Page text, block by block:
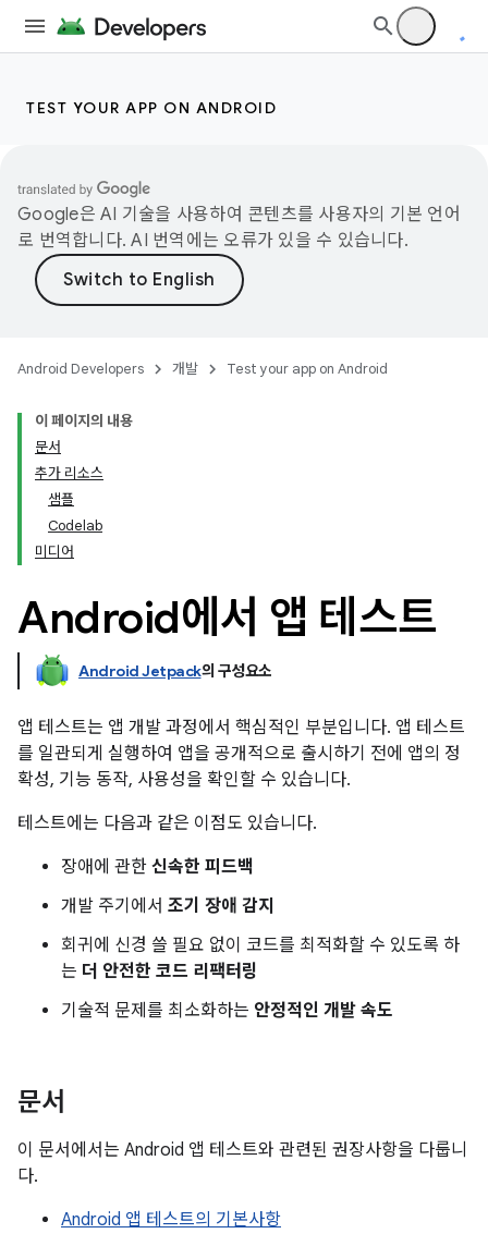
TEST YOUR APP ON ANDROID
Google은 AI 기술을 사용하여 콘텐츠를 사용자의 기본 언어
로 번역합니다. AI 번역에는 오류가 있을 수 있습니다.
Android Developers 개발 Test your app on Android
이 페이지의 내용
문서
추가 리소스
샘플
Codelab
미디어
Android에서 앱 테스트
Android Jetpack의 구성요소
앱 테스트는 앱 개발 과정에서 핵심적인 부분입니다. 앱 테스트
를 일관되게 실행하여 앱을 공개적으로 출시하기 전에 앱의 정
확성, 기능 동작, 사용성을 확인할 수 있습니다.
테스트에는 다음과 같은 이점도 있습니다.
장애에 관한 신속한 피드백
개발 주기에서 조기 장애 감지
회귀에 신경 쓸 필요 없이 코드를 최적화할 수 있도록 하
는 더 안전한 코드 리팩터링
기술적 문제를 최소화하는 안정적인 개발 속도
문서
이 문서에서는 Android 앱 테스트와 관련된 권장사항을 다룹니
다.
Android 앱 테스트의 기본사항